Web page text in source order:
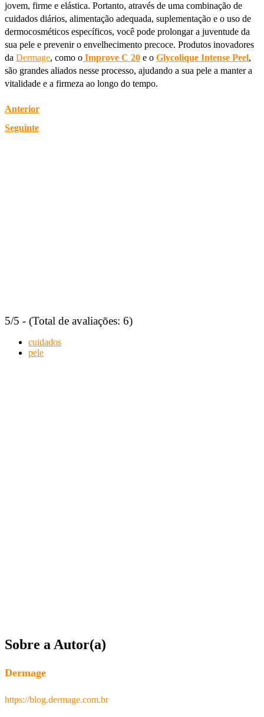
jovem, firme e elástica. Portanto, através de uma combinação de
cuidados diários, alimentação adequada, suplementação e o uso de
dermocosméticos específicos, você pode prolongar a juventude da
sua pele e prevenir o envelhecimento precoce. Produtos inovadores
da Dermage, como o Improve C 20 e o Glycolique Intense Peel,
são grandes aliados nesse processo, ajudando a sua pele a manter a
vitalidade e a firmeza ao longo do tempo.
Anterior
Seguinte
5/5 - (Total de avaliações: 6)
cuidados
pele
Sobre a Autor(a)
Dermage
https://blog.dermage.com.br